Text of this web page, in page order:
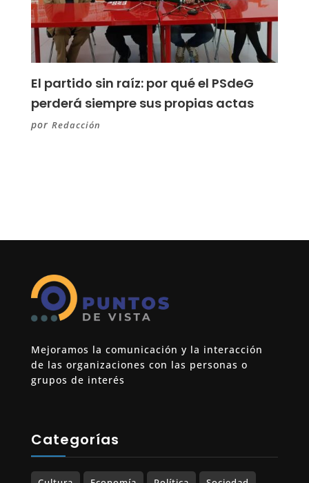
El partido sin raíz: por qué el PSdeG
perderá siempre sus propias actas
por Redacción
Mejoramos la comunicación y la interacción
de las organizaciones con las personas o
grupos de interés
Categorías